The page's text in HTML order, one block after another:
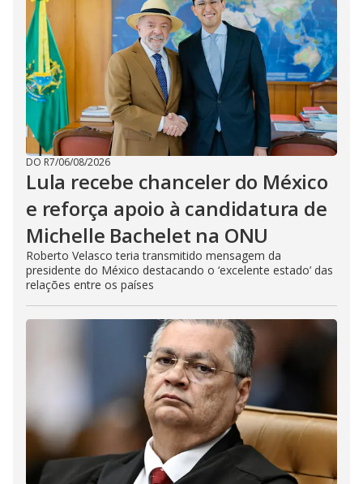
DO R7/06/08/2026
Lula recebe chanceler do México
e reforça apoio à candidatura de
Michelle Bachelet na ONU
Roberto Velasco teria transmitido mensagem da
presidente do México destacando o ‘excelente estado’ das
relações entre os países